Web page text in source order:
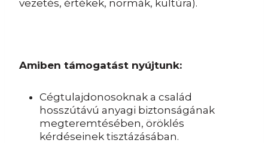
vezetés, értékek, normák, kultúra).
Amiben támogatást nyújtunk:
Cégtulajdonosoknak a család
hosszútávú anyagi biztonságának
megteremtésében, öröklés
kérdéseinek tisztázásában.